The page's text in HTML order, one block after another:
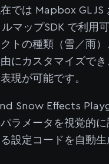
では Mapbox GL JS
マップSDK で利用
トの種類（雪／雨
にカスタマイズでき
現が可能です。
Snow Effects
ラメータを視覚的
設定コードを自動生